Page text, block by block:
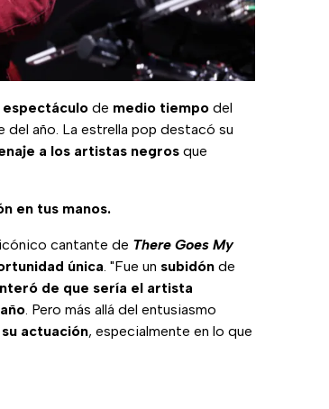
espectáculo de medio tiempo del
del año. La estrella pop destacó su
a los artistas negros que
en tus manos.
cantante de There Goes My
única. "Fue un subidón de
de que sería el artista
. Pero más allá del entusiasmo
actuación, especialmente en lo que